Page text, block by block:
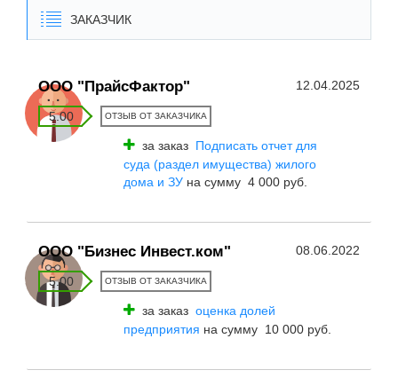
ЗАКАЗЧИК
ООО "ПрайсФактор" 12.04.2025
5.00 ОТЗЫВ ОТ ЗАКАЗЧИКА
за заказ Подписать отчет для
суда (раздел имущества) жилого
дома и ЗУ на сумму 4 000 руб.
ООО "Бизнес Инвест.ком" 08.06.2022
5.00 ОТЗЫВ ОТ ЗАКАЗЧИКА
за заказ оценка долей
предприятия на сумму 10 000 руб.